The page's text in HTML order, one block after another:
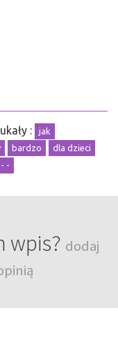
:
jak
bardzo
dla dzieci
-
wpis? dodaj